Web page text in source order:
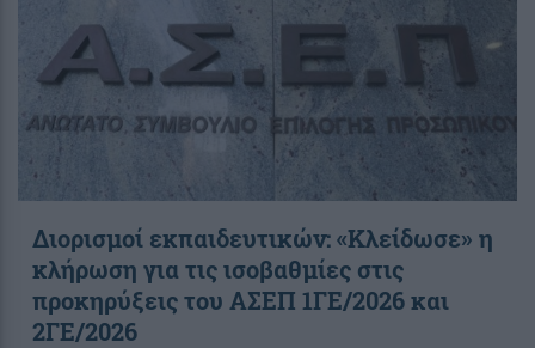
Διορισμοί εκπαιδευτικών: «Κλείδωσε» η
κλήρωση για τις ισοβαθμίες στις
προκηρύξεις του ΑΣΕΠ 1ΓΕ/2026 και
2ΓΕ/2026